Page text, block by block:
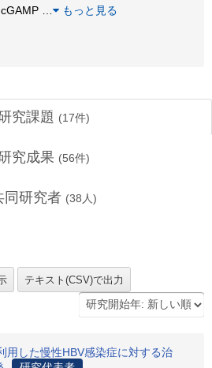
もっと見る
究課題 (17件)
究成果 (56件)
同研究者 (38 人)
用した慢性HBV感染症に対する治